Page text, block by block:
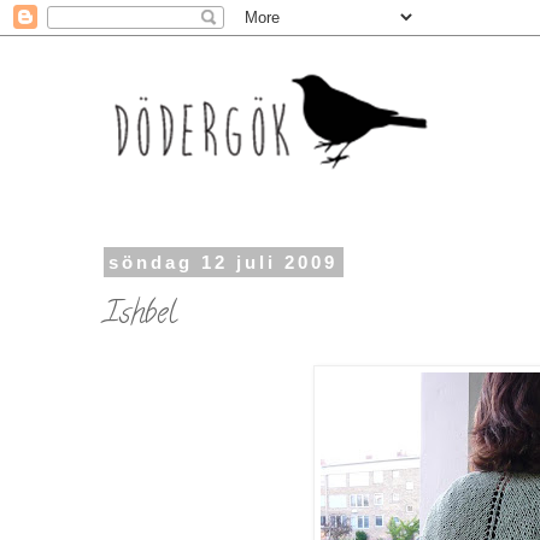
söndag 12 juli 2009
Ishbel